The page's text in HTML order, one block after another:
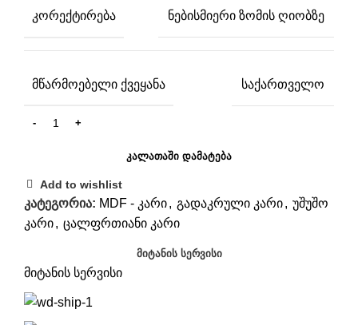
ᲙᲝᲠᲔᲥᲢᲘᲠᲔᲑᲐ ნებისმიერი ზომის ღიობზე
ᲛᲬᲐᲠᲛᲝᲔᲑᲔᲚᲘ ᲥᲕᲔᲧᲐᲜᲐ საქართველო
ᲙᲐᲚᲐᲗᲐᲨᲘ ᲓᲐᲛᲐᲢᲔᲑᲐ
Add to wishlist
კატეგორია: MDF - კარი, გადაკრული კარი, უშუშო
კარი, ცალფრთიანი კარი
ᲛᲘᲢᲐᲜᲘᲡ ᲡᲔᲠᲕᲘᲡᲘ
მიტანის სერვისი